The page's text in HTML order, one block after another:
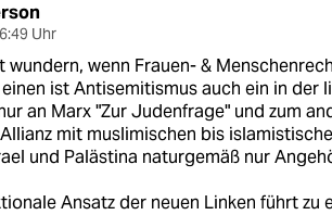
Uhr
wundern, wenn Frauen- &
ist Antisemitismus auch ein in der
an Marx "Zur Judenfrage" und zum
mit muslimischen bis
und Palästina naturgemäß nur
Ansatz der neuen Linken führt zu